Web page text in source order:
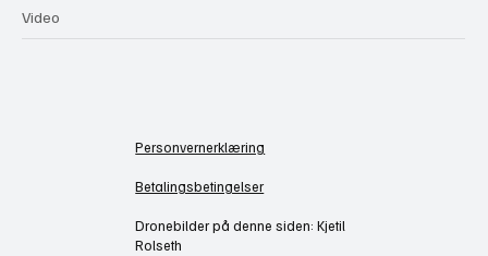
Video
Personvernerklæring
Betalingsbetingelser
Dronebilder på denne siden: Kjetil
Rolseth